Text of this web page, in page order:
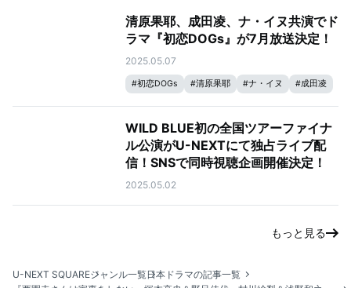
清原果耶、成田凌、ナ・イヌ共演でド
ラマ『初恋DOGs』が7月放送決定！
2025.05.07
#初恋DOGs #清原果耶 #ナ・イヌ #成田凌
WILD BLUE初の全国ツアーファイナ
ル公演がU-NEXTにて独占ライブ配
信！SNSで同時視聴企画開催決定！
2025.05.02
もっと見る
U-NEXT SQUAREジャンル一覧日本ドラマの記事一覧